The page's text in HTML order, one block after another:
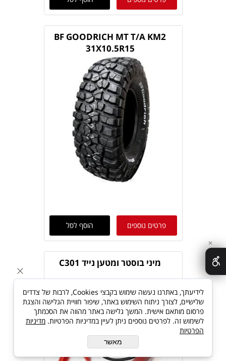
BF GOODRICH MT T/A KM2
31X10.5R15
פרטים נוספים הוסף לסל
מיני בוסטר ומטען נייד C301
✕
לידיעתך, באתרנו נעשה שימוש בקבצי Cookies, לרבות של צדדים
שלישיים, לצורך ניתוח השימוש באתר, שיפור חוויית הגלישה והצגת
פרסום מותאם אישית. המשך גלישה באתר מהווה את הסכמתך
לשימוש זה. לפרטים נוספים ניתן לעיין במדיניות הפרטיות. מדיניות
הפרטיות
מאשר